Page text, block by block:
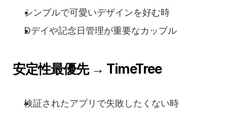
シンプルで可愛いデザインを好む時
Dデイや記念日管理が重要なカップル
安定性最優先 → TimeTree
検証されたアプリで失敗したくない時